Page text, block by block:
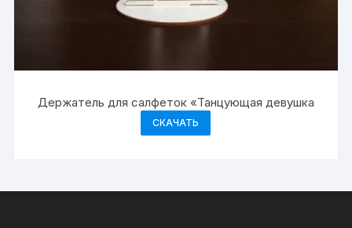
Держатель для салфеток «Танцующая девушка
СКАЧАТЬ